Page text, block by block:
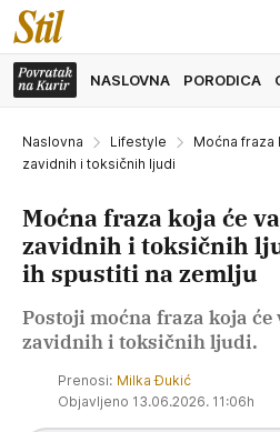
NASLOVNA PORODICA
Naslovna Lifestyle
Moćna fraza
zavidnih i toksičnih ljudi
Moćna fraza koja će
zavidnih i toksičnih
ih spustiti na zemlju
Postoji moćna fraza koja
zavidnih i toksičnih ljudi.
Prenosi: Milka Đukić
Objavljeno 13.06.2026. 11:06h